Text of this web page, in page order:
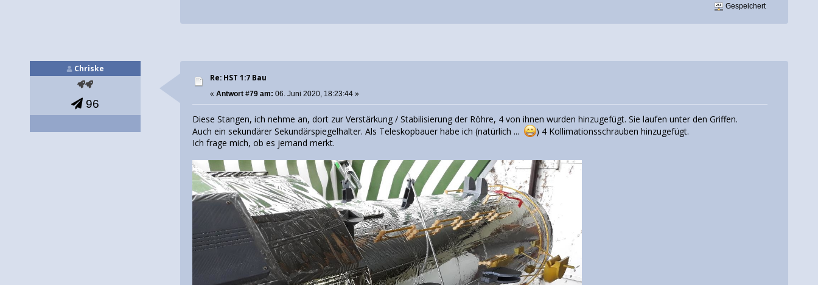
Gespeichert
Chriske
96
Re: HST 1:7 Bau
«Antwort #79 am: 06. Juni 2020, 18:23:44 »
Diese Stangen, ich nehme an, dort zur Verstärkung / Stabilisierung der Röhre, 4 von ihnen wurden hinzugefügt. Sie laufen unter den Griffen.
Auch ein sekundärer Sekundärspiegelhalter. Als Teleskopbauer habe ich (natürlich ...
) 4 Kollimationsschrauben hinzugefügt.
Ich frage mich, ob es jemand merkt.